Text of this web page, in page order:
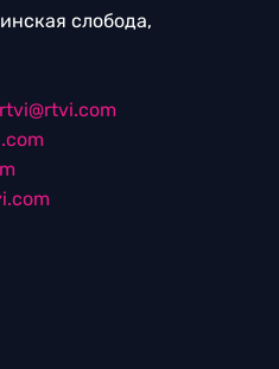
слобода,